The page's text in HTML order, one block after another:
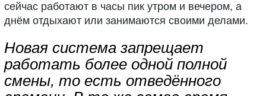
сейчас работают в часы пик утром и вечером, а
днём отдыхают или занимаются своими делами.
Новая система запрещает
работать более одной полной
смены, то есть отведённого